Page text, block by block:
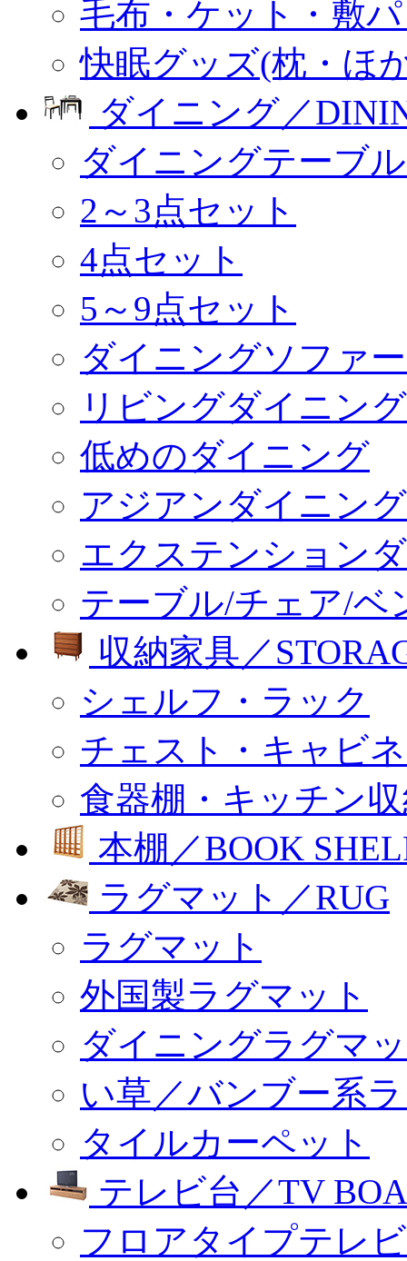
毛布・ケット・敷
快眠グッズ(枕・ほ
ダイニング／
ダイニングテーブ
2～3点セット
4点セット
5～9点セット
ダイニングソファ
リビングダイニン
低めのダイニング
アジアンダイニング
エクステンション
テーブル/チェア/ベ
収納家具／
シェルフ・ラック
チェスト・キャビ
食器棚・キッチン
本棚／BOOK
ラグマット／RUG
ラグマット
外国製ラグマット
ダイニングラグマ
い草／バンブー系
タイルカーペット
テレビ台／TV
フロアタイプテレ